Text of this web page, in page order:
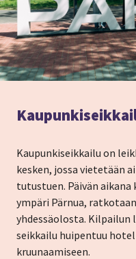
Kaupunkiseikkailu on
kesken, jossa vietetään
tutustuen. Päivän
ympäri Pärnua,
yhdessäolosta. Kilpailun
seikkailu huipentuu
kruunaamiseen.